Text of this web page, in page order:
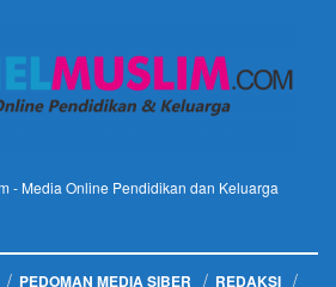
- Media Online Pendidikan dan Keluarga
PEDOMAN MEDIA SIBER REDAKSI